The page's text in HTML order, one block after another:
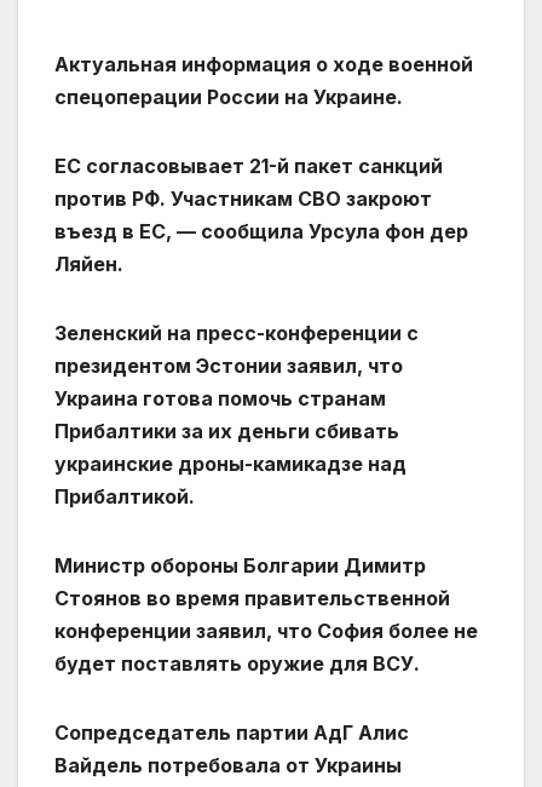
Актуальная информация о ходе военной
спецоперации России на Украине.
ЕС согласовывает 21-й пакет санкций
против РФ. Участникам СВО закроют
въезд в ЕС, — сообщила Урсула фон дер
Ляйен.
Зеленский на пресс-конференции с
президентом Эстонии заявил, что
Украина готова помочь странам
Прибалтики за их деньги сбивать
украинские дроны-камикадзе над
Прибалтикой.
Министр обороны Болгарии Димитр
Стоянов во время правительственной
конференции заявил, что София более не
будет поставлять оружие для ВСУ.
Сопредседатель партии АдГ Алис
Вайдель потребовала от Украины